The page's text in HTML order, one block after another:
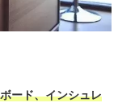
ード、インシュレ